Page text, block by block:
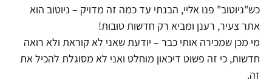
כש"ניוטוב" פנו אליי, הבנתי עד כמה זה מדויק – ניוטוב הוא
אתר צעיר, רענן ומביא רק חדשות טובות!
מי מכן שמכירה אותי כבר – יודעת שאני לא קוראת ולא רואה
חדשות, כי זה פשוט דיכאון מוחלט ואני לא מסוגלת להכיל את
זה.